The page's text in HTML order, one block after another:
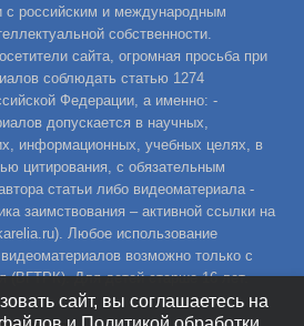
с российским и международным
собственности.
сайта, огромная просьба при
соблюдать статью 1274
Федерации, а именно: -
допускается в научных,
информационных, учебных целях, в
цитирования, с обязательным
статьи либо видеоматериала -
заимствования – активной ссылки на
Любое использование
возможно только с
(ВГТРК). Для детей старше 16 лет.
сайт, вы соглашаетесь на